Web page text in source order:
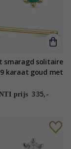
smaragd solitaire
karaat goud met
prijs 335,-